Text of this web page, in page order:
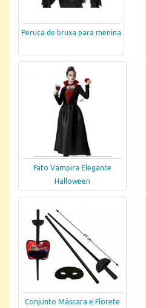
Peruca de bruxa para menina
Fato Vampira Elegante
Halloween
Conjunto Máscara e Florete